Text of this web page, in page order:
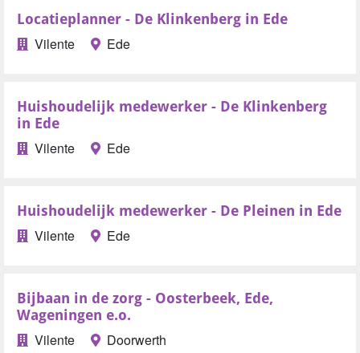
Locatieplanner - De Klinkenberg in Ede
Vilente Ede
Huishoudelijk medewerker - De Klinkenberg
in Ede
Vilente Ede
Huishoudelijk medewerker - De Pleinen in Ede
Vilente Ede
Bijbaan in de zorg - Oosterbeek, Ede,
Wageningen e.o.
Vilente Doorwerth